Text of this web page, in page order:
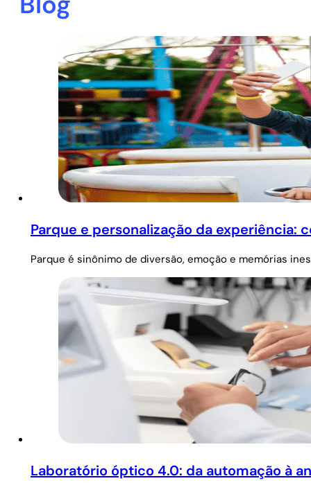
Parque e personalização da
Parque é sinônimo de diversão, emoção e memórias
Laboratório óptico 4.0: da automação à